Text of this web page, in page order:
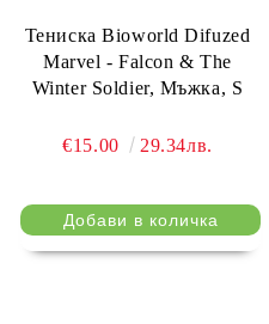
Тениска Bioworld Difuzed
Marvel - Falcon & The
Winter Soldier, Мъжка, S
€15.00 29.34лв.